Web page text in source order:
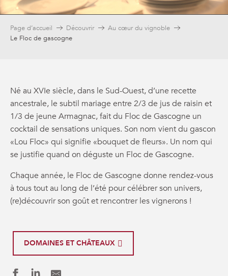
Page d’accueil Découvrir
Au cœur du vignoble
Le Floc de gascogne
Né au XVIe siècle, dans le Sud-Ouest, d’une recette
ancestrale, le subtil mariage entre 2/3 de jus de raisin et
1/3 de jeune Armagnac, fait du Floc de Gascogne un
cocktail de sensations uniques. Son nom vient du gascon
«Lou Floc» qui signifie «bouquet de fleurs». Un nom qui
se justifie quand on déguste un Floc de Gascogne.
Chaque année, le Floc de Gascogne donne rendez-vous
à tous tout au long de l’été pour célébrer son univers,
(re)découvrir son goût et rencontrer les vignerons !
DOMAINES ET CHÂTEAUX